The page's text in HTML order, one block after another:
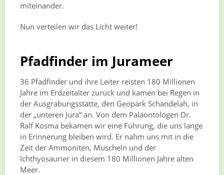
miteinander.
Nun verteilen wir das Licht weiter!
Pfadfinder im Jurameer
36 Pfadfinder und ihre Leiter reisten 180 Millionen
Jahre im Erdzeitalter zurück und kamen bei Regen in
der Ausgrabungsstätte, den Geopark Schandelah, in
der „unteren Jura“ an. Von dem Paläontologen Dr.
Ralf Kosma bekamen wir eine Führung, die uns lange
in Erinnerung bleiben wird. Er nahm uns mit in die
Zeit der Ammoniten, Muscheln und der
Ichthyosaurier in diesem 180 Millionen Jahre alten
Meer.